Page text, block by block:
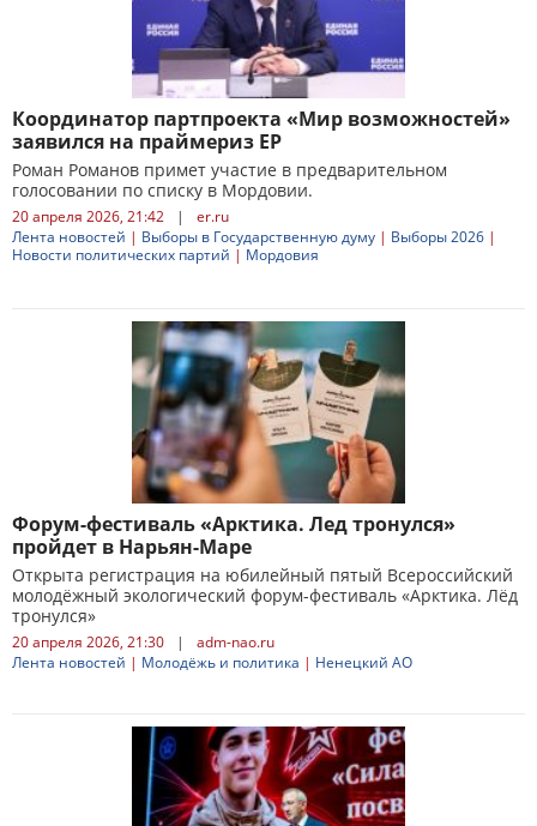
Координатор партпроекта «Мир возможностей»
заявился на праймериз ЕР
Роман Романов примет участие в предварительном
голосовании по списку в Мордовии.
20 апреля 2026, 21:42 |
er.ru
Лента новостей | Выборы в Государственную думу | Выборы 2026 |
Новости политических партий | Мордовия
Форум-фестиваль «Арктика. Лед тронулся»
пройдет в Нарьян-Маре
​Открыта регистрация на юбилейный пятый Всероссийский
молодёжный экологический форум-фестиваль «Арктика. Лёд
тронулся»
20 апреля 2026, 21:30 |
adm-nao.ru
Лента новостей | Молодёжь и политика | Ненецкий АО